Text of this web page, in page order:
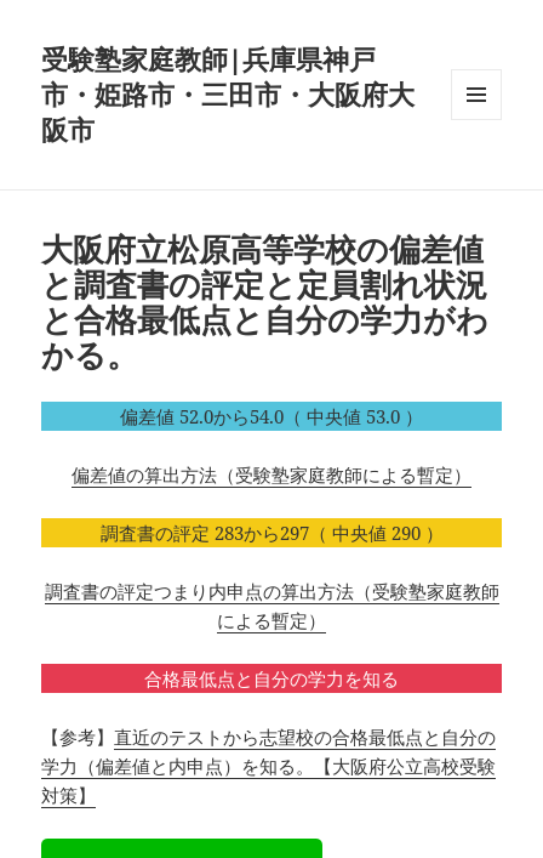
受験塾家庭教師|兵庫県神戸
市・姫路市・三田市・大阪府大
阪市
大阪府立松原高等学校の偏差値
と調査書の評定と定員割れ状況
と合格最低点と自分の学力がわ
かる。
偏差値 52.0から54.0（ 中央値 53.0 ）
偏差値の算出方法（受験塾家庭教師による暫定）
調査書の評定 283から297（ 中央値 290 ）
調査書の評定つまり内申点の算出方法（受験塾家庭教師
による暫定）
合格最低点と自分の学力を知る
【参考】直近のテストから志望校の合格最低点と自分の
学力（偏差値と内申点）を知る。【大阪府公立高校受験
対策】